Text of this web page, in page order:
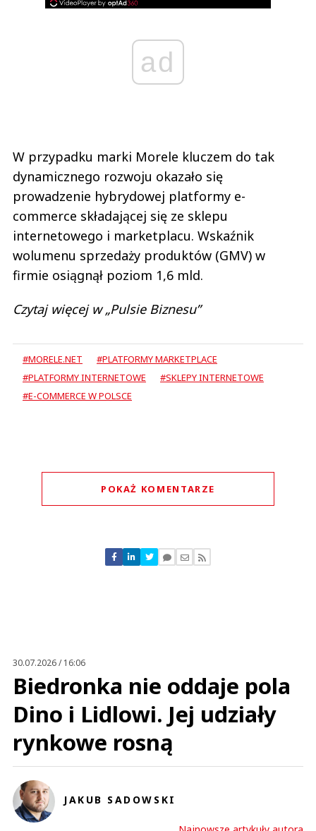
ad
W przypadku marki Morele kluczem do tak
dynamicznego rozwoju okazało się
prowadzenie hybrydowej platformy e-
commerce składającej się ze sklepu
internetowego i marketplacu. Wskaźnik
wolumenu sprzedaży produktów (GMV) w
firmie osiągnął poziom 1,6 mld.
Czytaj więcej w „Pulsie Biznesu”
#MORELE.NET
#PLATFORMY MARKETPLACE
#PLATFORMY INTERNETOWE
#SKLEPY INTERNETOWE
#E-COMMERCE W POLSCE
POKAŻ KOMENTARZE
Nie szukajcie imwestorów bo omijają was po włamaniu z 2018!!!
AW
Odpowiedz
0
Nie znaleziono komentarzy
30.07.2026 / 16:06
Biedronka nie oddaje pola
Dino i Lidlowi. Jej udziały
rynkowe rosną
JAKUB SADOWSKI